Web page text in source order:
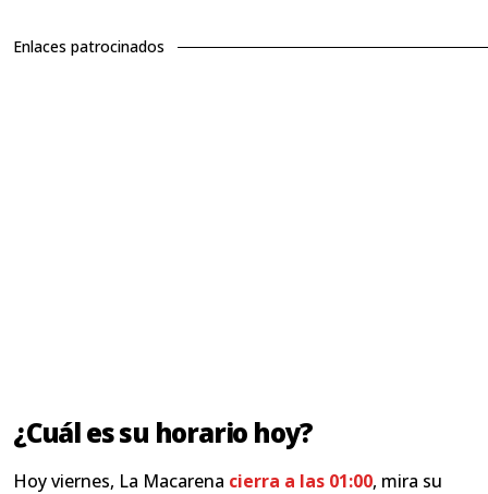
Enlaces patrocinados
¿Cuál es su horario hoy?
Hoy viernes, La Macarena cierra a las 01:00, mira su